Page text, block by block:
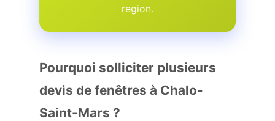
region.
Pourquoi solliciter plusieurs
devis de fenêtres à Chalo-
Saint-Mars ?